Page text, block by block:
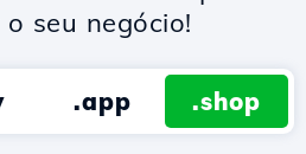
seu negócio!
.app .shop